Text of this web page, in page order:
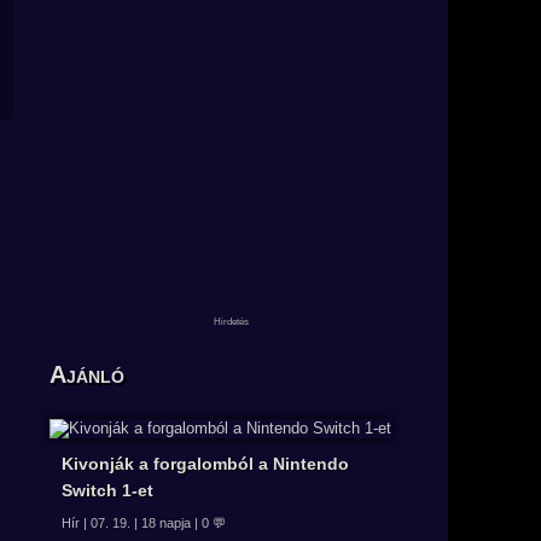
Ajánló
Kivonják a forgalomból a Nintendo
Switch 1-et
Hír | 07. 19. | 18 napja | 0 💬